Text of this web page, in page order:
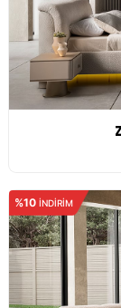
%10 INDIRIM